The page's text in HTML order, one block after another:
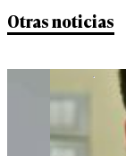
Otras noticias